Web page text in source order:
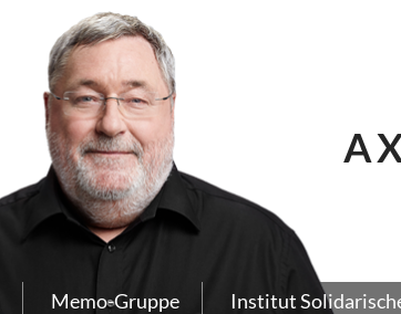
Memo-Gruppe Institut